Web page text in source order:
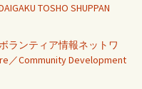
TOSHO SHUPPAN
ランティア情報ネットワ
／Community Development